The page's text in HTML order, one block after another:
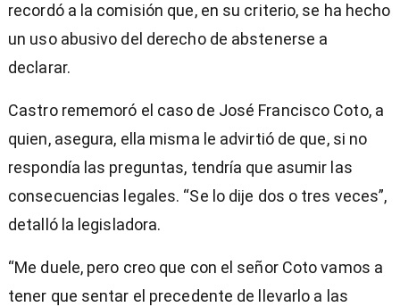
recordó a la comisión que, en su criterio, se ha hecho
un uso abusivo del derecho de abstenerse a
declarar.
Castro rememoró el caso de José Francisco Coto, a
quien, asegura, ella misma le advirtió de que, si no
respondía las preguntas, tendría que asumir las
consecuencias legales. “Se lo dije dos o tres veces”,
detalló la legisladora.
“Me duele, pero creo que con el señor Coto vamos a
tener que sentar el precedente de llevarlo a las